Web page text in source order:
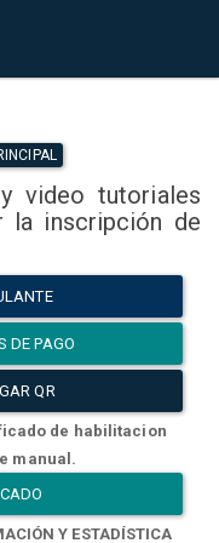
video tutoriales
la inscripción de
DE PAGO
QR
de habilitacion
manual.
Y ESTADÍSTICA